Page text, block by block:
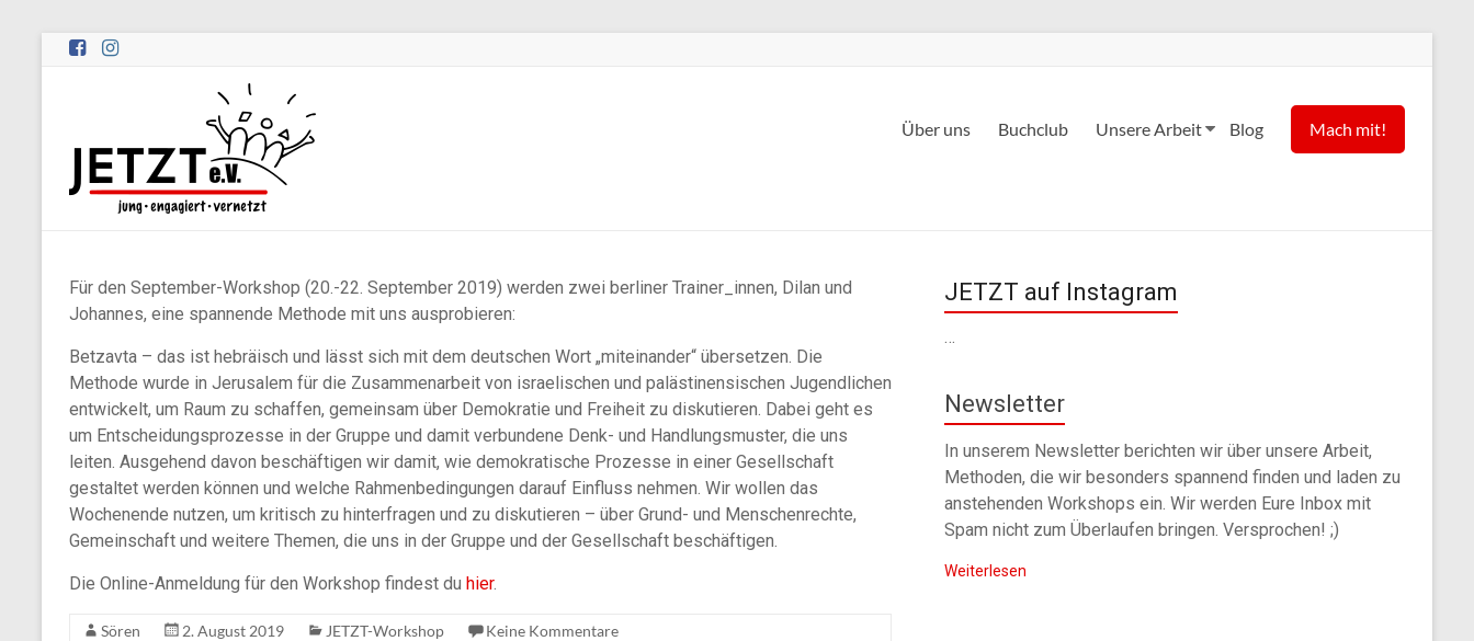
Zum
Peernetzwerk
JETZT
e.V.
–
jung,
vernetzt
e.V.
Über uns Buchclub Unsere Arbeit Blog Mach mit!
Für den September-Workshop (20.-22. September 2019) werden zwei berliner Trainer_innen, Dilan und
Johannes, eine spannende Methode mit uns ausprobieren:
Betzavta – das ist hebräisch und lässt sich mit dem deutschen Wort „miteinander“ übersetzen. Die
Methode wurde in Jerusalem für die Zusammenarbeit von israelischen und palästinensischen Jugendlichen
entwickelt, um Raum zu schaffen, gemeinsam über Demokratie und Freiheit zu diskutieren. Dabei geht es
um Entscheidungsprozesse in der Gruppe und damit verbundene Denk- und Handlungsmuster, die uns
leiten. Ausgehend davon beschäftigen wir damit, wie demokratische Prozesse in einer Gesellschaft
gestaltet werden können und welche Rahmenbedingungen darauf Einfluss nehmen. Wir wollen das
Wochenende nutzen, um kritisch zu hinterfragen und zu diskutieren – über Grund- und Menschenrechte,
Gemeinschaft und weitere Themen, die uns in der Gruppe und der Gesellschaft beschäftigen.
Die Online-Anmeldung für den Workshop findest du hier.
Sören 2. August 2019 JETZT-Workshop Keine Kommentare
JETZT auf Instagram
…
Newsletter
In unserem Newsletter berichten wir über unsere Arbeit,
Methoden, die wir besonders spannend finden und laden zu
anstehenden Workshops ein. Wir werden Eure Inbox mit
Spam nicht zum Überlaufen bringen. Versprochen! ;)
Weiterlesen